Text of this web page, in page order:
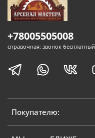
Покупателю:
+78005505008
справочная: звонок бесплатный